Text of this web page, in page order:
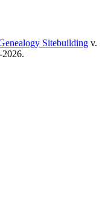
Sitebuilding v.
2026.